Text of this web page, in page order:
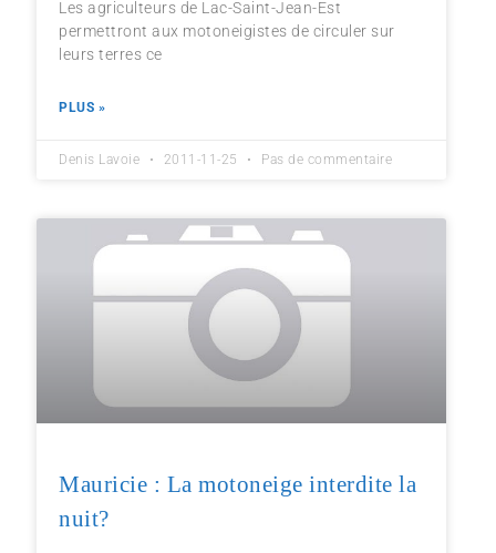
Les agriculteurs de Lac-Saint-Jean-Est
permettront aux motoneigistes de circuler sur
leurs terres ce
PLUS »
Denis Lavoie 2011-11-25 Pas de commentaire
Mauricie : La motoneige interdite la
nuit?